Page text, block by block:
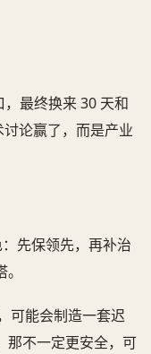
最终换来 30 天和
论赢了，而是产业
先保领先，再补治
可能会制造一套迟
那不一定更安全，可